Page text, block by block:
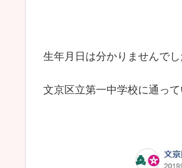
生年月日は分かりませんで
文京区立第一中学校に通って